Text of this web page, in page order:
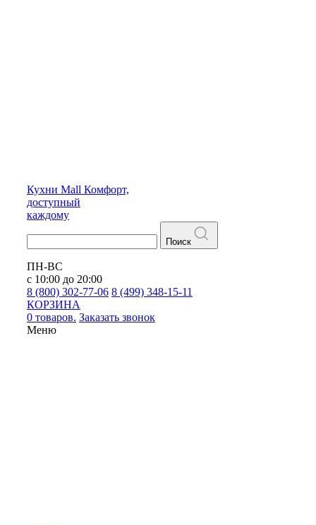
Кухни Mall Комфорт,
доступный
каждому
Поиск
ПН-ВС
с 10:00 до 20:00
8 (800) 302-77-06 8 (499) 348-15-11
КОРЗИНА
0 товаров. Заказать звонок
Меню